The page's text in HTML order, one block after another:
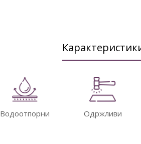
Водоотпорни Одржливи